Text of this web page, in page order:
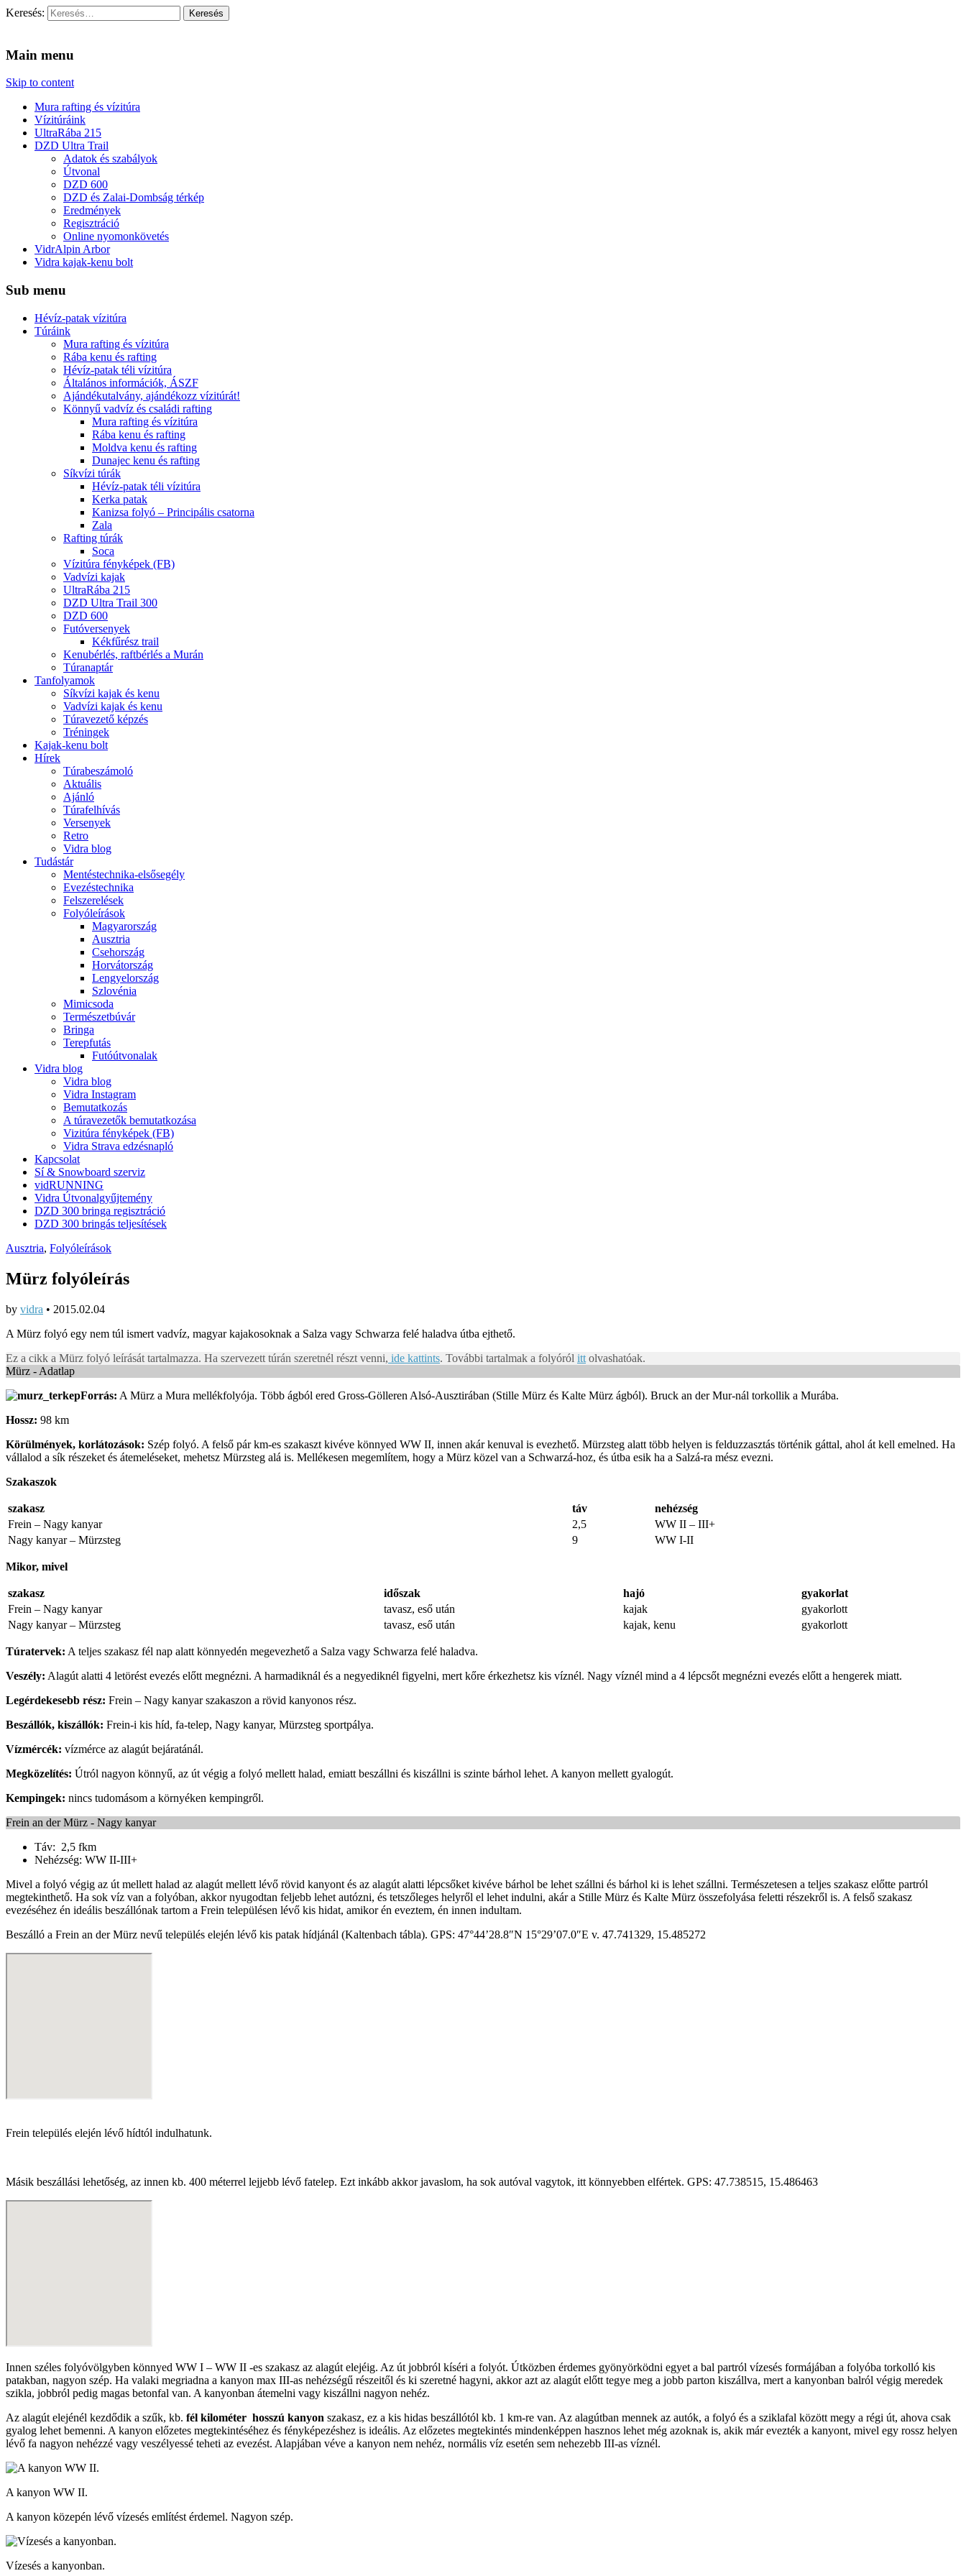
Keresés:
Main menu
Skip to content
Mura rafting és vízitúra
Vízitúráink
UltraRába 215
DZD Ultra Trail
Adatok és szabályok
Útvonal
DZD 600
DZD és Zalai-Dombság térkép
Eredmények
Regisztráció
Online nyomonkövetés
VidrAlpin Arbor
Vidra kajak-kenu bolt
Sub menu
Hévíz-patak vízitúra
Túráink
Mura rafting és vízitúra
Rába kenu és rafting
Hévíz-patak téli vízitúra
Általános információk, ÁSZF
Ajándékutalvány, ajándékozz vízitúrát!
Könnyű vadvíz és családi rafting
Mura rafting és vízitúra
Rába kenu és rafting
Moldva kenu és rafting
Dunajec kenu és rafting
Síkvízi túrák
Hévíz-patak téli vízitúra
Kerka patak
Kanizsa folyó – Principális csatorna
Zala
Rafting túrák
Soca
Vízitúra fényképek (FB)
Vadvízi kajak
UltraRába 215
DZD Ultra Trail 300
DZD 600
Futóversenyek
Kékfűrész trail
Kenubérlés, raftbérlés a Murán
Túranaptár
Tanfolyamok
Síkvízi kajak és kenu
Vadvízi kajak és kenu
Túravezető képzés
Tréningek
Kajak-kenu bolt
Hírek
Túrabeszámoló
Aktuális
Ajánló
Túrafelhívás
Versenyek
Retro
Vidra blog
Tudástár
Mentéstechnika-elsősegély
Evezéstechnika
Felszerelések
Folyóleírások
Magyarország
Ausztria
Csehország
Horvátország
Lengyelország
Szlovénia
Mimicsoda
Természetbúvár
Bringa
Terepfutás
Futóútvonalak
Vidra blog
Vidra blog
Vidra Instagram
Bemutatkozás
A túravezetők bemutatkozása
Vizitúra fényképek (FB)
Vidra Strava edzésnapló
Kapcsolat
Sí & Snowboard szerviz
vidRUNNING
Vidra Útvonalgyűjtemény
DZD 300 bringa regisztráció
DZD 300 bringás teljesítések
Ausztria, Folyóleírások
Mürz folyóleírás
by vidra • 2015.02.04
A Mürz folyó egy nem túl ismert vadvíz, magyar kajakosoknak a Salza vagy Schwarza felé haladva útba ejthető.
Ez a cikk a Mürz folyó leírását tartalmazza. Ha szervezett túrán szeretnél részt venni, ide kattints. További tartalmak a folyóról itt olvashatóak.
Mürz - Adatlap
Forrás: A Mürz a Mura mellékfolyója. Több ágból ered Gross-Gölleren Alsó-Ausztirában (Stille Mürz és Kalte Mürz ágból). Bruck an der Mur-nál torkollik a Murába.
Hossz: 98 km
Körülmények, korlátozások: Szép folyó. A felső pár km-es szakaszt kivéve könnyed WW II, innen akár kenuval is evezhető. Mürzsteg alatt több helyen is felduzzasztás történik gáttal, ahol át kell emelned. Ha
vállalod a sík részeket és átemeléseket, mehetsz Mürzsteg alá is. Mellékesen megemlítem, hogy a Mürz közel van a Schwarzá-hoz, és útba esik ha a Salzá-ra mész evezni.
Szakaszok
szakasz táv
nehézség
Frein – Nagy kanyar
2,5
WW II – III+
Nagy kanyar – Mürzsteg
9 WW I-II
Mikor, mivel
szakasz időszak hajó
gyakorlat
Frein – Nagy kanyar
tavasz, eső után kajak
gyakorlott
Nagy kanyar – Mürzsteg
tavasz, eső után kajak, kenu gyakorlott
Túratervek: A teljes szakasz fél nap alatt könnyedén megevezhető a Salza vagy Schwarza felé haladva.
Veszély: Alagút alatti 4 letörést evezés előtt megnézni. A harmadiknál és a negyediknél figyelni, mert kőre érkezhetsz kis víznél. Nagy víznél mind a 4 lépcsőt megnézni evezés előtt a hengerek miatt.
Legérdekesebb rész: Frein – Nagy kanyar szakaszon a rövid kanyonos rész.
Beszállók, kiszállók: Frein-i kis híd, fa-telep, Nagy kanyar, Mürzsteg sportpálya.
Vízmércék: vízmérce az alagút bejáratánál.
Megközelítés: Útról nagyon könnyű, az út végig a folyó mellett halad, emiatt beszállni és kiszállni is szinte bárhol lehet. A kanyon mellett gyalogút.
Kempingek: nincs tudomásom a környéken kempingről.
Frein an der Mürz - Nagy kanyar
Táv: 2,5 fkm
Nehézség: WW II-III+
Mivel a folyó végig az út mellett halad az alagút mellett lévő rövid kanyont és az alagút alatti lépcsőket kivéve bárhol be lehet szállni és bárhol ki is lehet szállni. Természetesen a teljes szakasz előtte partról
megtekinthető. Ha sok víz van a folyóban, akkor nyugodtan feljebb lehet autózni, és tetszőleges helyről el lehet indulni, akár a Stille Mürz és Kalte Mürz összefolyása feletti részekről is. A felső szakasz
evezéséhez én ideális beszállónak tartom a Frein településen lévő kis hidat, amikor én eveztem, én innen indultam.
Beszálló a Frein an der Mürz nevű település elején lévő kis patak hídjánál (Kaltenbach tábla). GPS: 47°44’28.8″N 15°29’07.0″E v. 47.741329, 15.485272
Frein település elején lévő hídtól indulhatunk.
Másik beszállási lehetőség, az innen kb. 400 méterrel lejjebb lévő fatelep. Ezt inkább akkor javaslom, ha sok autóval vagytok, itt könnyebben elfértek. GPS: 47.738515, 15.486463
Innen széles folyóvölgyben könnyed WW I – WW II -es szakasz az alagút elejéig. Az út jobbról kíséri a folyót. Útközben érdemes gyönyörködni egyet a bal partról vízesés formájában a folyóba torkolló kis
patakban, nagyon szép. Ha valaki megriadna a kanyon max III-as nehézségű részeitől és ki szeretné hagyni, akkor azt az alagút előtt tegye meg a jobb parton kiszállva, mert a kanyonban balról végig meredek
szikla, jobbról pedig magas betonfal van. A kanyonban átemelni vagy kiszállni nagyon nehéz.
Az alagút elejénél kezdődik a szűk, kb. fél kilométer hosszú kanyon szakasz, ez a kis hidas beszállótól kb. 1 km-re van. Az alagútban mennek az autók, a folyó és a sziklafal között megy a régi út, ahova csak
gyalog lehet bemenni. A kanyon előzetes megtekintéséhez és fényképezéshez is ideális. Az előzetes megtekintés mindenképpen hasznos lehet még azoknak is, akik már evezték a kanyont, mivel egy rossz helyen
lévő fa nagyon nehézzé vagy veszélyessé teheti az evezést. Alapjában véve a kanyon nem nehéz, normális víz esetén sem nehezebb III-as víznél.
A kanyon WW II.
A kanyon közepén lévő vízesés említést érdemel. Nagyon szép.
Vízesés a kanyonban.